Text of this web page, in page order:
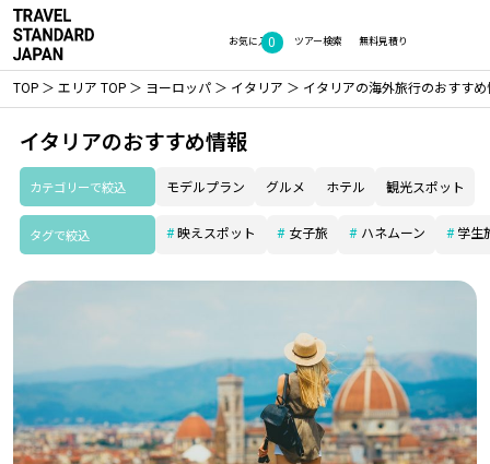
お気に入り
0 無料見積り
ツアー検索
TOP エリア TOP ヨーロッパ イタリア イタリアの海外旅行のおすすめ
イタリアのおすすめ情報
カテゴリーで絞込 モデルプラン グルメ ホテル 観光スポット
タグで絞込 映えスポット 女子旅 ハネムーン 学生